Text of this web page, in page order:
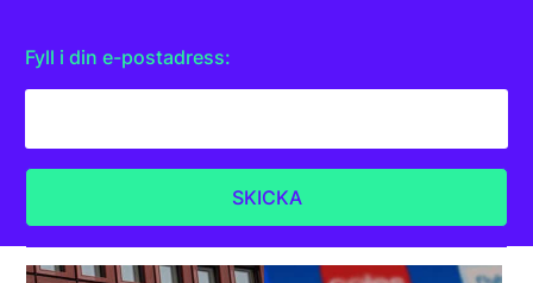
Fyll i din e-postadress: